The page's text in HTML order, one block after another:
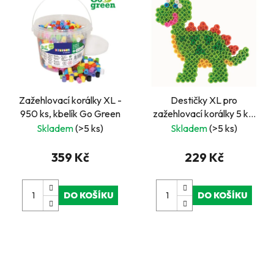
Zažehlovací korálky XL -
950 ks, kbelík Go Green
Skladem(>5 ks)
359 Kč
DO KOŠÍKU
Destičky XL pro
zažehlovací korálky 5 ks,
dino
Skladem(>5 ks)
229 Kč
DO KOŠÍKU